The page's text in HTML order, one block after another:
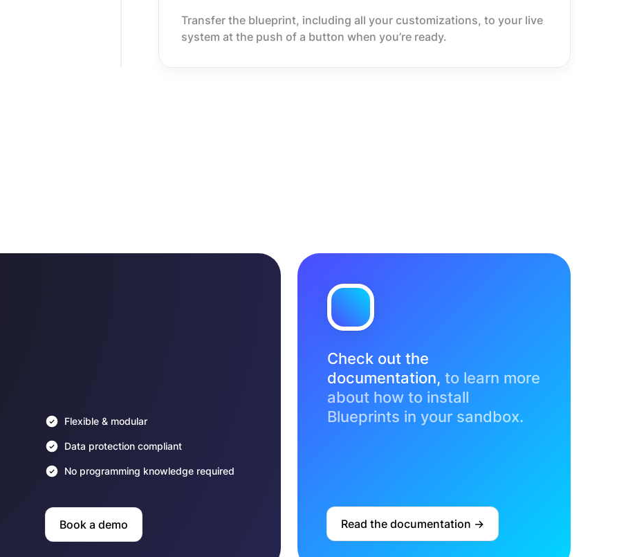
Transfer the blueprint, including all your customizations, to your live
system at the push of a button when you’re ready.
Flexible & modular
Data protection compliant
No programming knowledge required
Book a demo
Check out the
documentation,to learn more
about how to install
Blueprints in your sandbox.
Read the documentation ->